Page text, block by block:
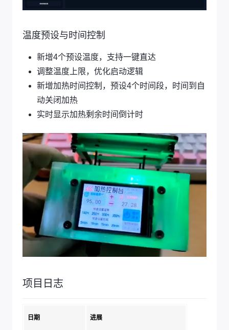
温度预设与时间控制
新增4个预设温度，支持一键直达
调整温度上限，优化启动逻辑
新增加热时间控制，预设4个时间段，时间到自
动关闭加热
实时显示加热剩余时间倒计时
项目日志
日期 进展